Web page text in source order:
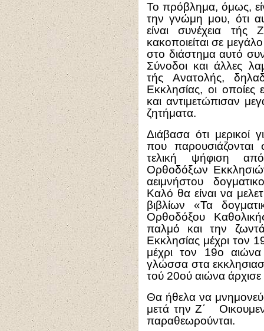
Το πρόβλημα, όμως,
την γνώμη μου, ότι
είναι συνέχεια τής
κακοποιείται σε
στο διάστημα αυτό
Σύνοδοι και άλλες
τής Ανατολής,
Εκκλησίας, οι
και αντιμετώπισαν
ζητήματα.
Διάβασα ότι μερικοί
που παρουσιάζονται
τελική ψήφιση
Ορθοδόξων
αειμνήστου
Καλό θα είναι να
βιβλίων «Τα
Ορθοδόξου
παλμό και την
Εκκλησίας μέχρι τον
μέχρι τον 19ο
γλώσσα στα
τού 20ού αιώνα
Θα ήθελα να
μετά την Ζ΄
παραθεωρούνται.